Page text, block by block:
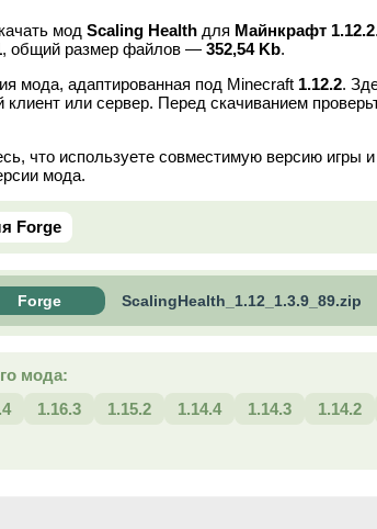
мод Scaling Health для Майнкрафт 1.12.2
, общий размер файлов — 352,54 Kb.
мода, адаптированная под Minecraft 1.12.2.
или сервер. Перед скачиванием
что используете совместимую версию игры
мода.
Forge
Forge ScalingHealth_1.12_1.3.9_89.zip
мода:
1.16.3 1.15.2 1.14.4 1.14.3 1.14.2